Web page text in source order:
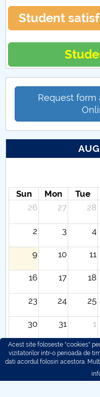
Student
Request form
Sun Mon Tue
26
27 28
2 3 4
9 10 11
16 17 18
23 24 25
30 31 1
Acest site foloseste "cookies"
vizitatorilor intr-o perioada de
dati acordul folosiri acestora.